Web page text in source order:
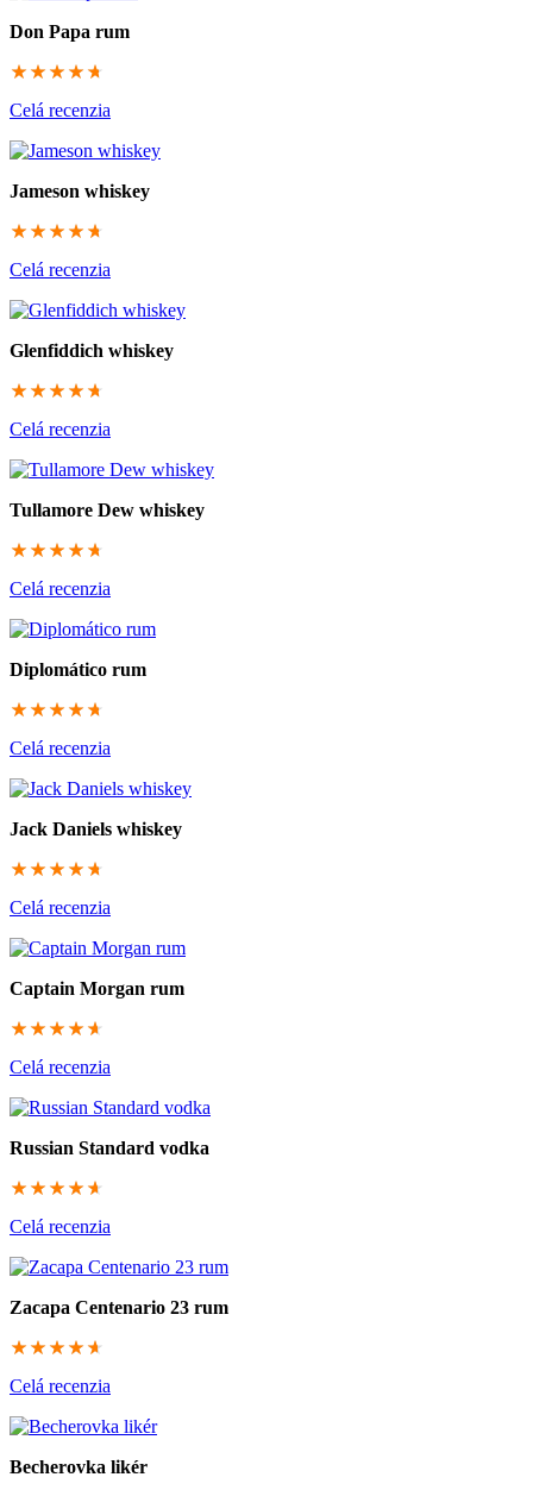
Don Papa rum
94.3333333333
Celá recenzia
Jameson whiskey
94.3333333333
Celá recenzia
Glenfiddich whiskey
94
Celá recenzia
Tullamore Dew whiskey
93.6666666667
Celá recenzia
Diplomático rum
93.3333333333
Celá recenzia
Jack Daniels whiskey
93.3333333333
Celá recenzia
Captain Morgan rum
93
Celá recenzia
Russian Standard vodka
92
Celá recenzia
Zacapa Centenario 23 rum
92
Celá recenzia
Becherovka likér